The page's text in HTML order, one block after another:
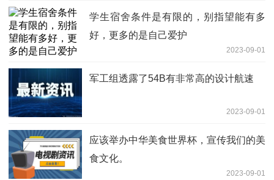
学生宿舍条件是有限的，别指望能有多
好，更多的是自己爱护
2023-09-01
军工组透露了54B有非常高的设计航速
2023-09-01
应该举办中华美食世界杯，宣传我们的美
食文化。
2023-09-01